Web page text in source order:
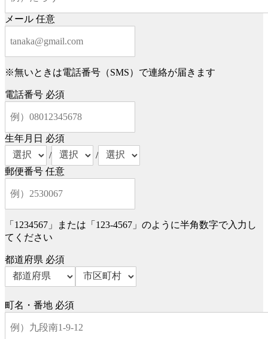
メール 任意
※無いときは電話番号（SMS）で連絡が届きます
電話番号 必須
生年月日 必須
/
/
郵便番号 任意
「1234567」または「123-4567」のように半角数字で入力し
てください
都道府県 必須
町名・番地 必須